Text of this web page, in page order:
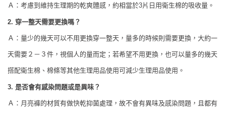
Ａ：考慮到維持生理期的乾爽體感，約相當於3片日用衛生棉的吸收量。
2. 穿一整天需要更換嗎？
Ａ：量少的幾天可以不用更換穿一整天，量多的時候則需要更換，大約一
天需要２－３件，視個人的量而定；若希望不用更換，也可以量多的幾天
搭配衛生棉、棉條等其他生理用品使用可減少生理用品使用。
3. 是否會有感染問題或是異味？
Ａ：月亮褲的材質有做快乾抑菌處理，故不會有異味及感染問題，且都有